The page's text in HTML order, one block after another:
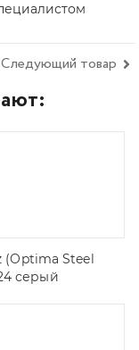
Следующий товар
(Optima Steel
серый